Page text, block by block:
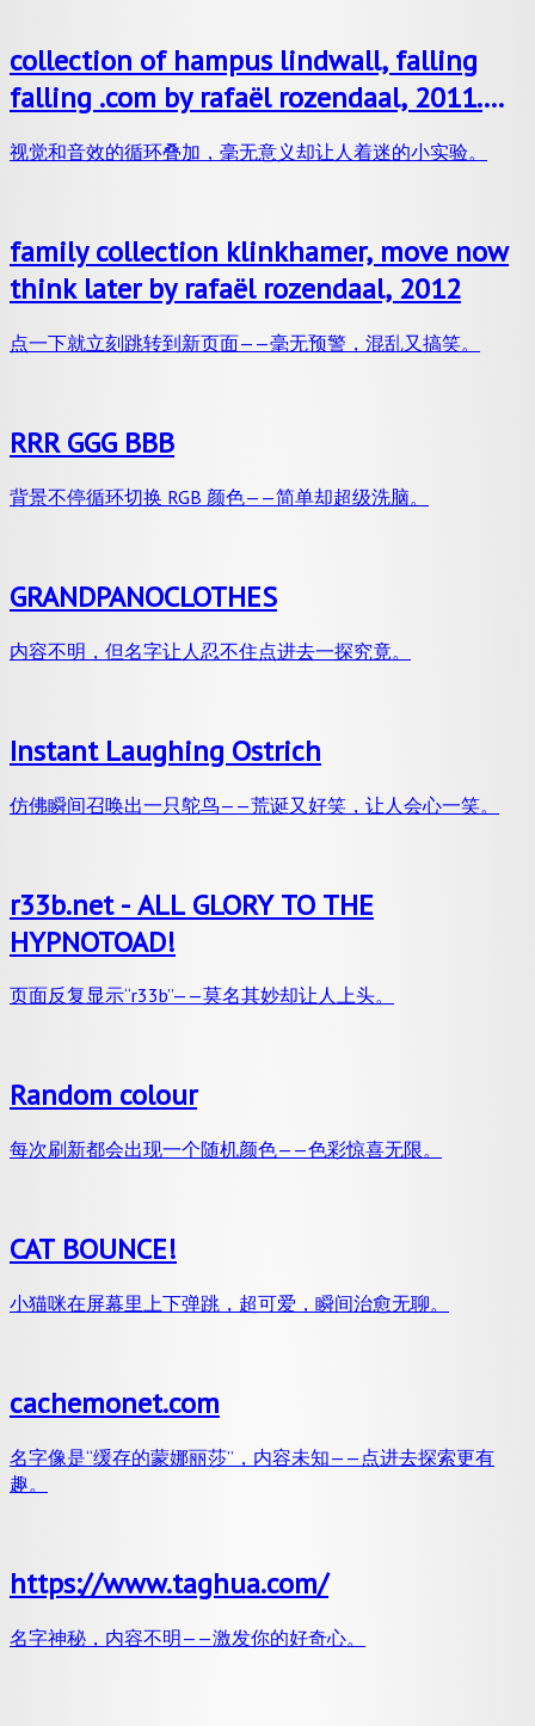
collection of hampus lindwall, falling
falling .com by rafaël rozendaal, 2011.
sound by gloumouth1
视觉和音效的循环叠加，毫无意义却让人着迷的小实验。
family collection klinkhamer, move now
think later by rafaël rozendaal, 2012
点一下就立刻跳转到新页面——毫无预警，混乱又搞笑。
RRR GGG BBB
背景不停循环切换 RGB 颜色——简单却超级洗脑。
GRANDPANOCLOTHES
内容不明，但名字让人忍不住点进去一探究竟。
Instant Laughing Ostrich
仿佛瞬间召唤出一只鸵鸟——荒诞又好笑，让人会心一笑。
r33b.net - ALL GLORY TO THE
HYPNOTOAD!
页面反复显示“r33b”——莫名其妙却让人上头。
Random colour
每次刷新都会出现一个随机颜色——色彩惊喜无限。
CAT BOUNCE!
小猫咪在屏幕里上下弹跳，超可爱，瞬间治愈无聊。
cachemonet.com
名字像是“缓存的蒙娜丽莎”，内容未知——点进去探索更有
趣。
https://www.taghua.com/
名字神秘，内容不明——激发你的好奇心。